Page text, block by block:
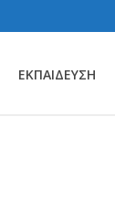
ΕΚΠΑΊΔΕΥΣΗ